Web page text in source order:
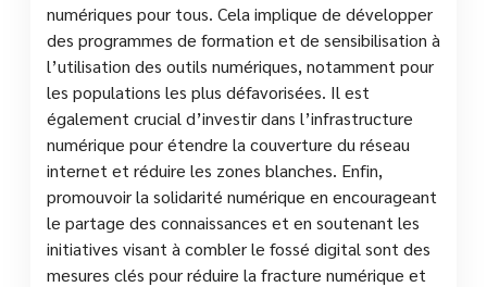
numériques pour tous. Cela implique de développer
des programmes de formation et de sensibilisation à
l’utilisation des outils numériques, notamment pour
les populations les plus défavorisées. Il est
également crucial d’investir dans l’infrastructure
numérique pour étendre la couverture du réseau
internet et réduire les zones blanches. Enfin,
promouvoir la solidarité numérique en encourageant
le partage des connaissances et en soutenant les
initiatives visant à combler le fossé digital sont des
mesures clés pour réduire la fracture numérique et